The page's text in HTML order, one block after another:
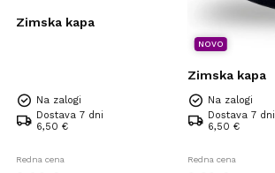
Zimska kapa
Na zalogi
Dostava 7 dni
6,50 €
Redna cena
NOVO
Zimska kapa
Na zalogi
Dostava 7 dni
6,50 €
Redna cena